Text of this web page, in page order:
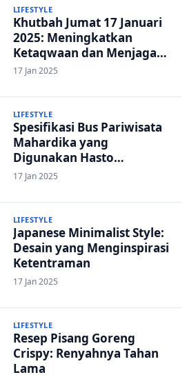
LIFESTYLE
Khutbah Jumat 17 Januari
2025: Meningkatkan
Ketaqwaan dan Menjaga
Persatuan
17 Jan 2025
LIFESTYLE
Spesifikasi Bus Pariwisata
Mahardika yang
Digunakan Hasto
Kristiyanto ke Gedung KPK
17 Jan 2025
LIFESTYLE
Japanese Minimalist Style:
Desain yang Menginspirasi
Ketentraman
17 Jan 2025
LIFESTYLE
Resep Pisang Goreng
Crispy: Renyahnya Tahan
Lama